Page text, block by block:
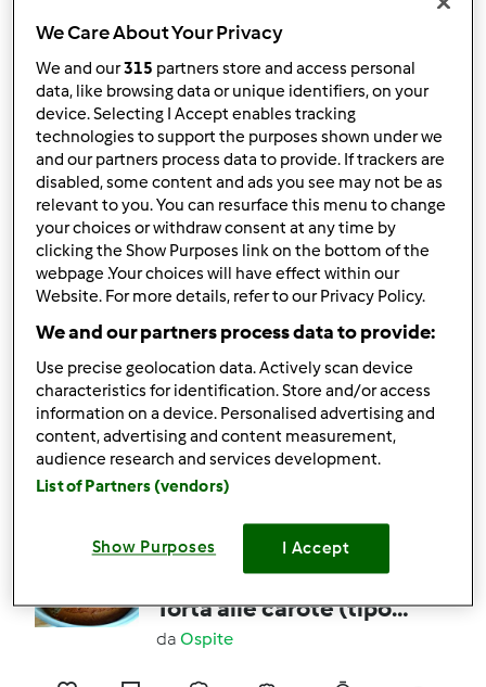
Annulla
Treccia tricolore
daSimona_salviaementuccia
medio
Uova barzotte con
funghi e patate
daMagat
0 0 facile
Variante al limone di
Torta alle carote (tipo
camilla)
da Ospite
We Care About Your Privacy
We and our315 partners store and access personal
data, like browsing data or unique identifiers, on your
device. Selecting I Accept enables tracking
technologies to support the purposes shown under we
and our partners process data to provide. If trackers are
disabled, some content and ads you see may not be as
relevant to you. You can resurface this menu to change
your choices or withdraw consent at any time by
clicking the Show Purposes link on the bottom of the
webpage .Your choices will have effect within our
Website. For more details, refer to our Privacy Policy.
We and our partners process data to provide:
Use precise geolocation data. Actively scan device
characteristics for identification. Store and/or access
information on a device. Personalised advertising and
content, advertising and content measurement,
audience research and services development.
List of Partners (vendors)
Show Purposes I Accept